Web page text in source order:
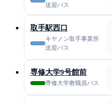
送迎バス
取手駅西口
キヤノン取手事業所
送迎バス
専修大学9号館前
専修大学教職員バス